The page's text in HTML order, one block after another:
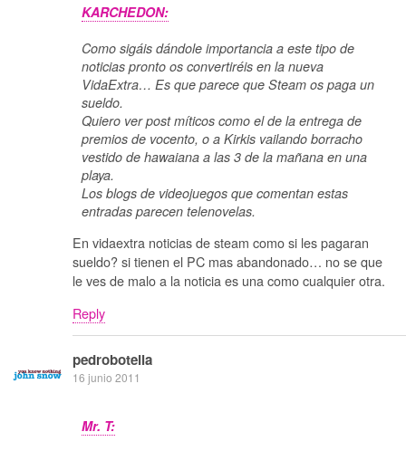
KARCHEDON:
Como sigáis dándole importancia a este tipo de
noticias pronto os convertiréis en la nueva
VidaExtra… Es que parece que Steam os paga un
sueldo.
Quiero ver post míticos como el de la entrega de
premios de vocento, o a Kirkis vailando borracho
vestido de hawaiana a las 3 de la mañana en una
playa.
Los blogs de videojuegos que comentan estas
entradas parecen telenovelas.
En vidaextra noticias de steam como si les pagaran
sueldo? si tienen el PC mas abandonado… no se que
le ves de malo a la noticia es una como cualquier otra.
Reply
pedrobotella
16 junio 2011
Mr. T: